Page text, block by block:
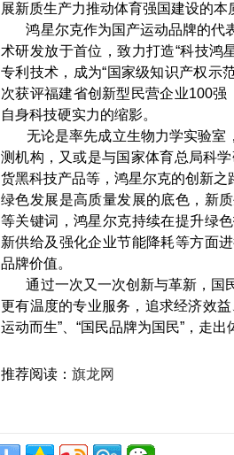
展新质生产力推动体育强国建设的本
鸿星尔克作为国产运动品牌的代
术研发放于首位，致力打造“科技鸿
专利技术，成为“国家级知识产权示
次获评福建省创新型民营企业100强
自身科技硬实力的缩影。
无论是率先成立生物力学实验室
测机构，又或是与国家体育总局科
货黑科技产品等，鸿星尔克的创新之
绿色发展是高质量发展的底色，新
等关键词，鸿星尔克持续在提升绿
新供给及强化企业节能降耗等方面
品牌价值。
通过一次又一次创新与革新，国民
更有温度的专业服务，追求经济效
运动而生”、“国民品牌为国民”，走
推荐阅读： 旗龙网